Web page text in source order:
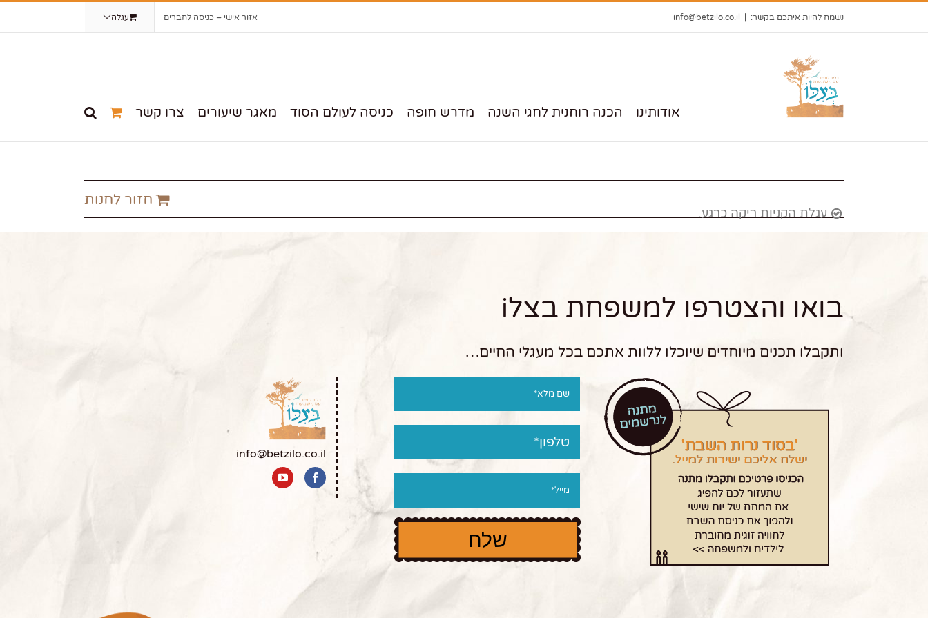
to
נשמח להיות איתכם בקשר: info@betzilo.co.il אזור אישי – כניסה לחברים עגלה
אודותינו הכנה רוחנית לחגי השנה מדרש חופה כניסה לעולם הסוד מאגר שיעורים צרו קשר
עגלת הקניות ריקה כרגע.
חזור לחנות
בואו והצטרפו למשפחת בצלi
ותקבלו תכנים מיוחדים שיוכלו ללוות אתכם בכל מעגלי החיים…
info@betzilo.co.il